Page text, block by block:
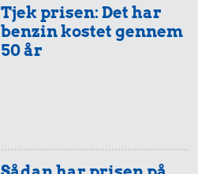
Tjek prisen: Det har
benzin kostet gennem
50 år